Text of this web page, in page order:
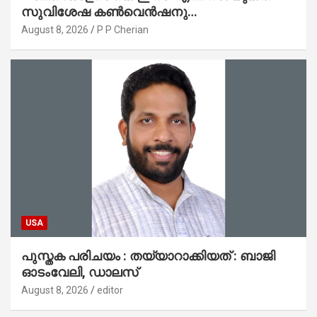
സുവിശേഷ കൺവെൻഷനു
പ്രാർത്ഥനാനിർഭരമായ തുടക്കം
August 8, 2026 P P Cherian
USA
പുസ്തക പരിചയം : തയ്യാറാക്കിയത് : ബാജി
ഓടംവേലി, ഡാലസ്
August 8, 2026 editor